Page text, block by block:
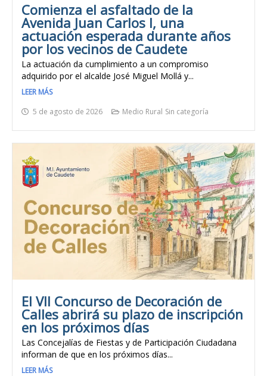
Comienza el asfaltado de la
Avenida Juan Carlos I, una
actuación esperada durante años
por los vecinos de Caudete
La actuación da cumplimiento a un compromiso
adquirido por el alcalde José Miguel Mollá y...
LEER MÁS
5 de agosto de 2026
Medio Rural Sin categoría
El VII Concurso de Decoración de
Calles abrirá su plazo de inscripción
en los próximos días
Las Concejalías de Fiestas y de Participación Ciudadana
informan de que en los próximos días...
LEER MÁS